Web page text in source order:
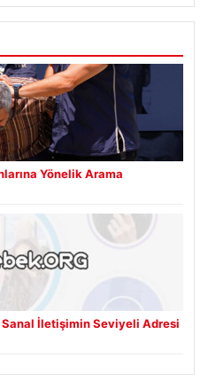
Yönelik Arama
İletişimin Seviyeli Adresi